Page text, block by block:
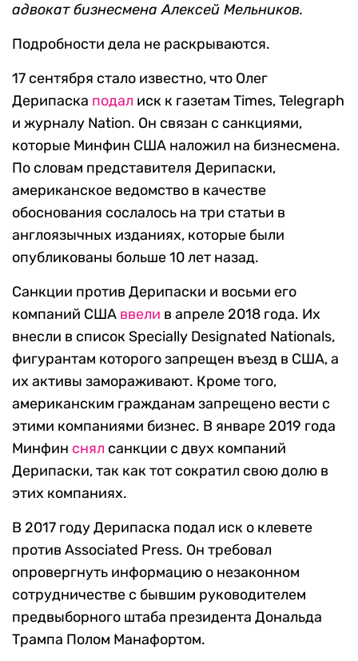
адвокат бизнесмена Алексей Мельников.
Подробности дела не раскрываются.
17 сентября стало известно, что Олег
Дерипаска подал иск к газетам Times, Telegraph
и журналу Nation. Он связан с санкциями,
которые Минфин США наложил на бизнесмена.
По словам представителя Дерипаски,
американское ведомство в качестве
обоснования сослалось на три статьи в
англоязычных изданиях, которые были
опубликованы больше 10 лет назад.
Санкции против Дерипаски и восьми его
компаний США ввели в апреле 2018 года. Их
внесли в список Specially Designated Nationals,
фигурантам которого запрещен въезд в США, а
их активы замораживают. Кроме того,
американским гражданам запрещено вести с
этими компаниями бизнес. В январе 2019 года
Минфин снял санкции с двух компаний
Дерипаски, так как тот сократил свою долю в
этих компаниях.
В 2017 году Дерипаска подал иск о клевете
против Associated Press. Он требовал
опровергнуть информацию о незаконном
сотрудничестве с бывшим руководителем
предвыборного штаба президента Дональда
Трампа Полом Манафортом.